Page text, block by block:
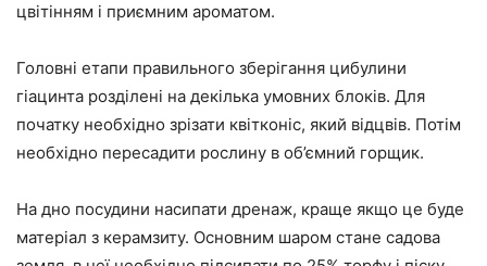
цвітінням і приємним ароматом.
Головні етапи правильного зберігання цибулини
гіацинта розділені на декілька умовних блоків. Для
початку необхідно зрізати квітконіс, який відцвів. Потім
необхідно пересадити рослину в об’ємний горщик.
На дно посудини насипати дренаж, краще якщо це буде
матеріал з керамзиту. Основним шаром стане садова